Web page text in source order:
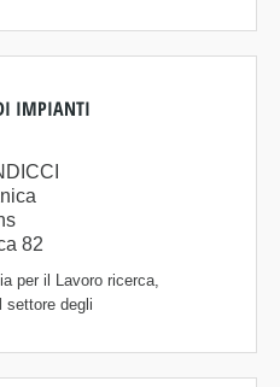
saranno
e si
di costruzione
il capomastro e
IMPIANTI
82
per il Lavoro ricerca,
settore degli
a Addetto/a alla
La risorsa sarà
e si occuperà